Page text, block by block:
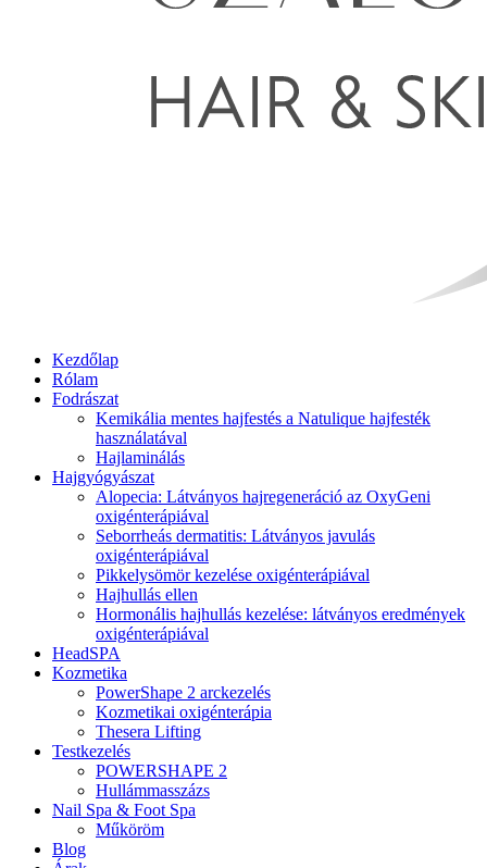
Kezdőlap
Rólam
Fodrászat
Kemikália mentes hajfestés a Natulique hajfesték
használatával
Hajlaminálás
Hajgyógyászat
Alopecia: Látványos hajregeneráció az OxyGeni
oxigénterápiával
Seborrheás dermatitis: Látványos javulás
oxigénterápiával
Pikkelysömör kezelése oxigénterápiával
Hajhullás ellen
Hormonális hajhullás kezelése: látványos eredmények
oxigénterápiával
HeadSPA
Kozmetika
PowerShape 2 arckezelés
Kozmetikai oxigénterápia
Thesera Lifting
Testkezelés
POWERSHAPE 2
Hullámmasszázs
Nail Spa & Foot Spa
Műköröm
Blog